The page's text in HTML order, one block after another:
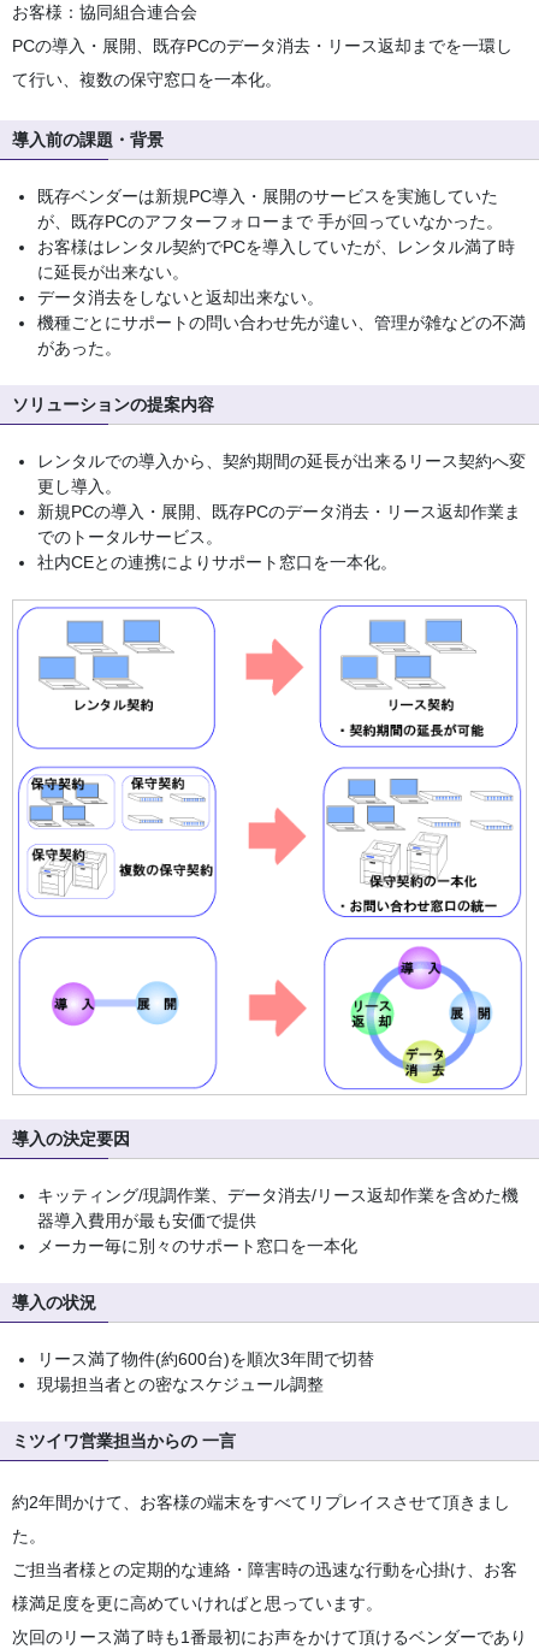
お客様：協同組合連合会
PCの導入・展開、既存PCのデータ消去・リース返却までを一環し
て行い、複数の保守窓口を一本化。
導入前の課題・背景
既存ベンダーは新規PC導入・展開のサービスを実施していた
が、既存PCのアフターフォローまで 手が回っていなかった。
お客様はレンタル契約でPCを導入していたが、レンタル満了時
に延長が出来ない。
データ消去をしないと返却出来ない。
機種ごとにサポートの問い合わせ先が違い、管理が雑などの不満
があった。
ソリューションの提案内容
レンタルでの導入から、契約期間の延長が出来るリース契約へ変
更し導入。
新規PCの導入・展開、既存PCのデータ消去・リース返却作業ま
でのトータルサービス。
社内CEとの連携によりサポート窓口を一本化。
導入の決定要因
キッティング/現調作業、データ消去/リース返却作業を含めた機
器導入費用が最も安価で提供
メーカー毎に別々のサポート窓口を一本化
導入の状況
リース満了物件(約600台)を順次3年間で切替
現場担当者との密なスケジュール調整
ミツイワ営業担当からの 一言
約2年間かけて、お客様の端末をすべてリプレイスさせて頂きまし
た。
ご担当者様との定期的な連絡・障害時の迅速な行動を心掛け、お客
様満足度を更に高めていければと思っています。
次回のリース満了時も1番最初にお声をかけて頂けるベンダーであり